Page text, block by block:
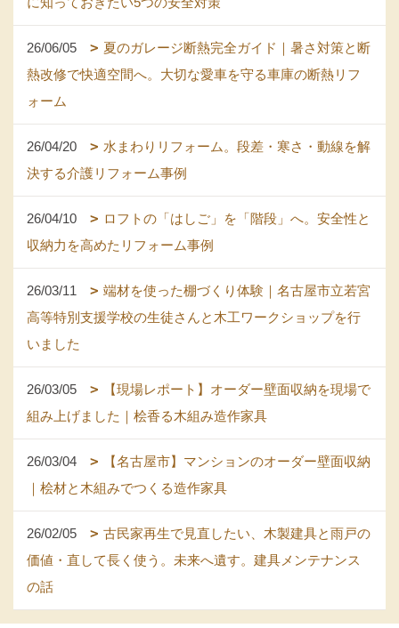
26/06/05
夏のガレージ断熱完全ガイド｜暑さ対策と断
熱改修で快適空間へ。大切な愛車を守る車庫の断熱リフ
ォーム
26/04/20
水まわりリフォーム。段差・寒さ・動線を解
決する介護リフォーム事例
26/04/10
ロフトの「はしご」を「階段」へ。安全性と
収納力を高めたリフォーム事例
26/03/11
端材を使った棚づくり体験｜名古屋市立若宮
高等特別支援学校の生徒さんと木工ワークショップを行
いました
26/03/05
【現場レポート】オーダー壁面収納を現場で
組み上げました｜桧香る木組み造作家具
26/03/04
【名古屋市】マンションのオーダー壁面収納
｜桧材と木組みでつくる造作家具
26/02/05
古民家再生で見直したい、木製建具と雨戸の
価値・直して長く使う。未来へ遺す。建具メンテナンス
の話